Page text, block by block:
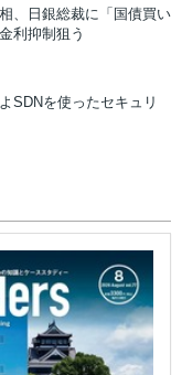
、日銀総裁に「国債買い
利抑制狙う
SDNを使ったセキュリ